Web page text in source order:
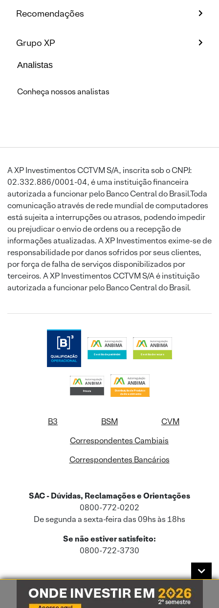
Recomendações
Grupo XP
Analistas
Conheça nossos analistas
A XP Investimentos CCTVM S/A, inscrita sob o CNPJ:
02.332.886/0001-04, é uma instituição financeira
autorizada a funcionar pelo Banco Central do Brasil.Toda
comunicação através de rede mundial de computadores
está sujeita a interrupções ou atrasos, podendo impedir
ou prejudicar o envio de ordens ou a recepção de
informações atualizadas. A XP Investimentos exime-se de
responsabilidade por danos sofridos por seus clientes,
por força de falha de serviços disponibilizados por
terceiros. A XP Investimentos CCTVM S/A é instituição
autorizada a funcionar pelo Banco Central do Brasil.
B3 BSM
CVM
Correspondentes Cambiais
Correspondentes Bancários
SAC - Dúvidas, Reclamações e Orientações
0800-772-0202
De segunda a sexta-feira das 09hs às 18hs
Se não estiver satisfeito:
0800-722-3730
Este site usa cookies e dados pessoais de acordo com a nossaPolítica de
Cookies
e a nossaPolítica de Privacidade.